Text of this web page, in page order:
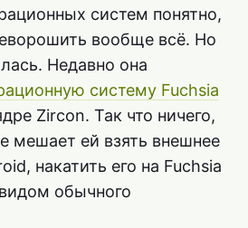
систем понятно,
вообще всё. Но
Недавно она
систему Fuchsia
Zircon. Так что ничего,
мешает ей взять внешнее
накатить его на Fuchsia
обычного